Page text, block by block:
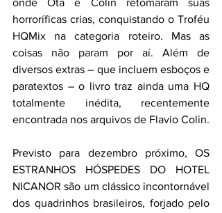
onde Ota e Colin retomaram suas
horroríficas crias, conquistando o Troféu
HQMix na categoria roteiro. Mas as
coisas não param por aí. Além de
diversos extras – que incluem esboços e
paratextos – o livro traz ainda uma HQ
totalmente inédita, recentemente
Previsto para dezembro próximo, OS
ESTRANHOS HÓSPEDES DO HOTEL
NICANOR são um clássico incontornável
dos quadrinhos brasileiros, forjado pelo